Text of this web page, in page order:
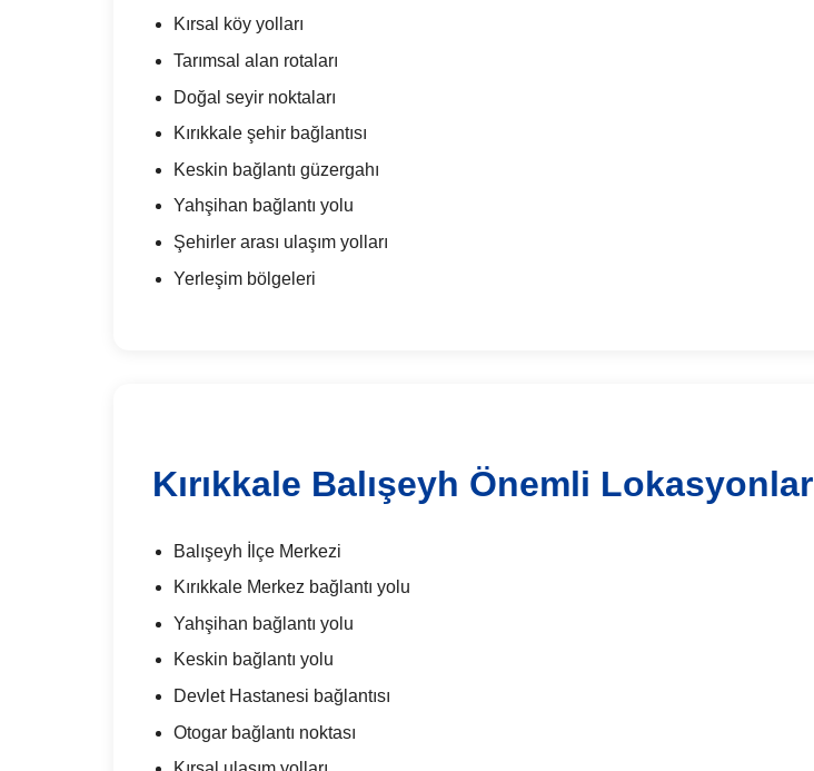
Kırsal köy yolları
Tarımsal alan rotaları
Doğal seyir noktaları
Kırıkkale şehir bağlantısı
Keskin bağlantı güzergahı
Yahşihan bağlantı yolu
Şehirler arası ulaşım yolları
Yerleşim bölgeleri
Kırıkkale Balışeyh Önemli Lokasyonlar
Balışeyh İlçe Merkezi
Kırıkkale Merkez bağlantı yolu
Yahşihan bağlantı yolu
Keskin bağlantı yolu
Devlet Hastanesi bağlantısı
Otogar bağlantı noktası